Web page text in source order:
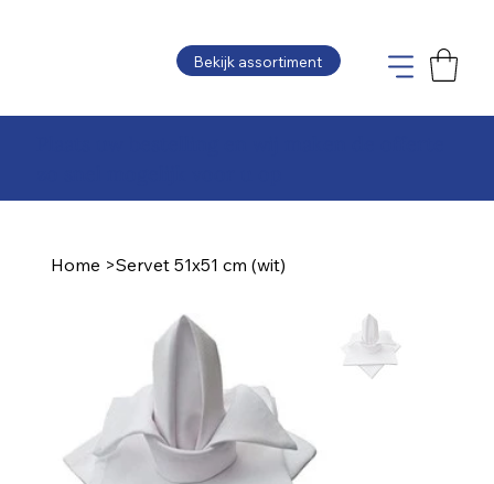
Bekijk assortiment
Home >Servet 51x51 cm (wit)